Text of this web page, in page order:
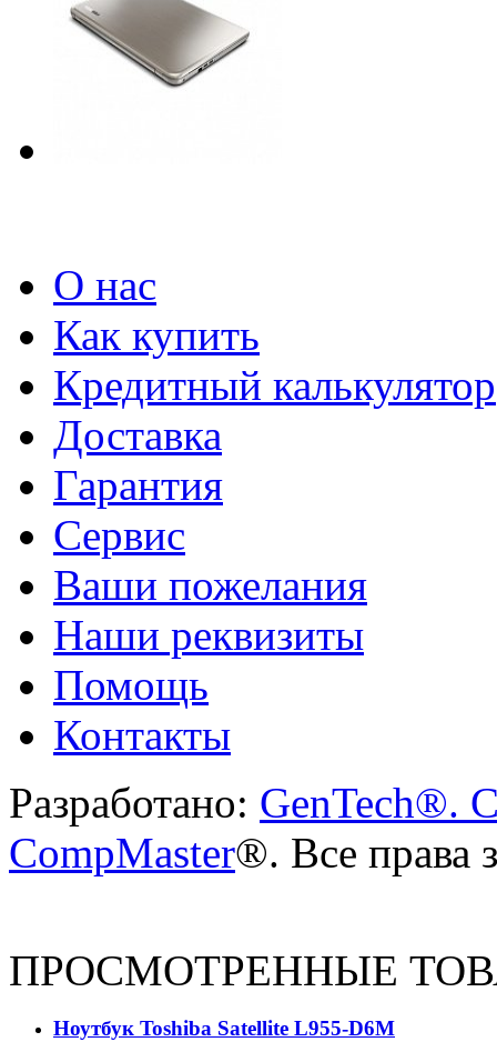
О нас
Как купить
Кредитный калькулятор
Доставка
Гарантия
Сервис
Ваши пожелания
Наши реквизиты
Помощь
Контакты
Разработано: GenTech®.
CompMaster®. Все права
ПРОСМОТРЕННЫЕ
Ноутбук Toshiba Satellite L955-D6M